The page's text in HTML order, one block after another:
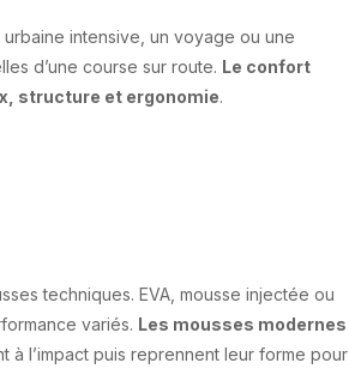
intensive, un voyage ou une
d’une course sur route. Le confort
structure et ergonomie.
techniques. EVA, mousse injectée ou
variés. Les mousses modernes
à l’impact puis reprennent leur forme pour